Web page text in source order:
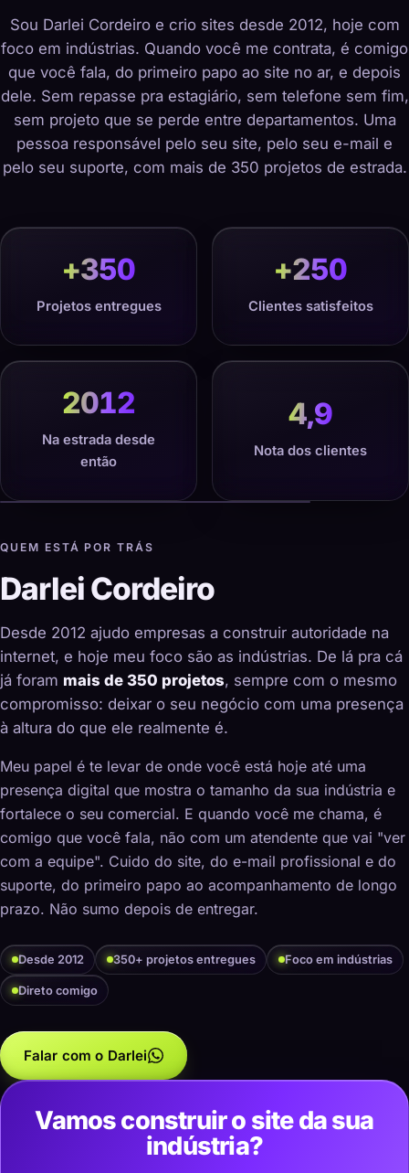
Sou Darlei Cordeiro e crio sites desde 2012, hoje com
foco em indústrias. Quando você me contrata, é comigo
que você fala, do primeiro papo ao site no ar, e depois
dele. Sem repasse pra estagiário, sem telefone sem fim,
sem projeto que se perde entre departamentos. Uma
pessoa responsável pelo seu site, pelo seu e-mail e
pelo seu suporte, com mais de 350 projetos de estrada.
+350
Projetos entregues
+250
Clientes satisfeitos
2012
Na estrada desde
então
4,9
Nota dos clientes
QUEM ESTÁ POR TRÁS
Darlei Cordeiro
Desde 2012 ajudo empresas a construir autoridade na
internet, e hoje meu foco são as indústrias. De lá pra cá
já foram mais de 350 projetos, sempre com o mesmo
compromisso: deixar o seu negócio com uma presença
à altura do que ele realmente é.
Meu papel é te levar de onde você está hoje até uma
presença digital que mostra o tamanho da sua indústria e
fortalece o seu comercial. E quando você me chama, é
comigo que você fala, não com um atendente que vai "ver
com a equipe". Cuido do site, do e-mail profissional e do
suporte, do primeiro papo ao acompanhamento de longo
prazo. Não sumo depois de entregar.
Desde 2012 350+ projetos entregues Foco em indústrias
Direto comigo
Falar com o Darlei
Vamos construir o site da sua
indústria?